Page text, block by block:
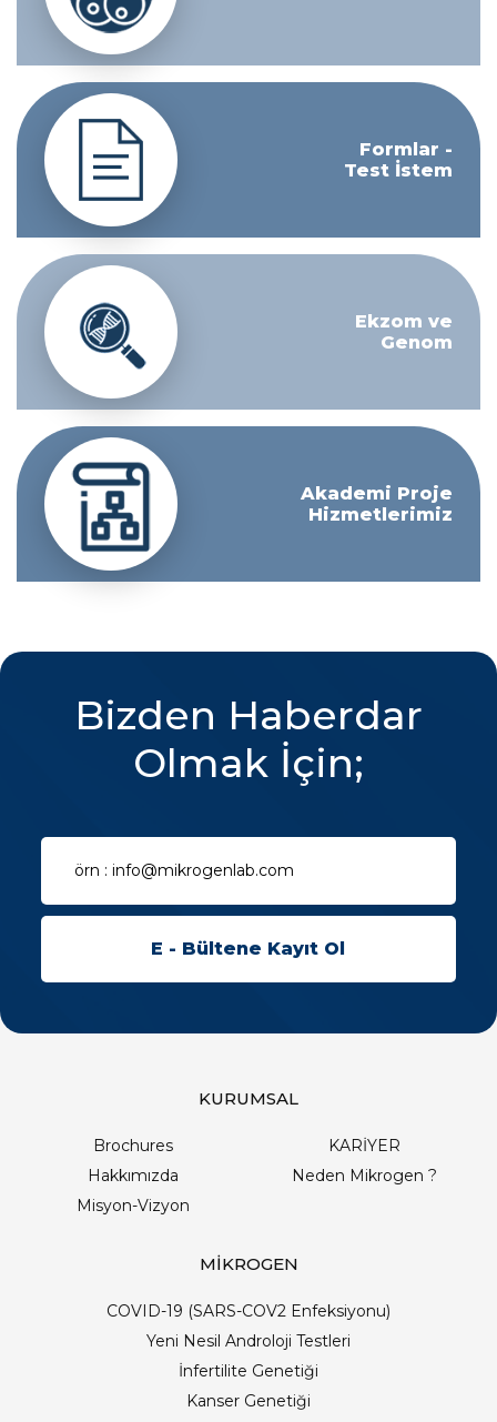
Formlar -
Test İstem
Ekzom ve
Genom
Akademi Proje
Hizmetlerimiz
Bizden Haberdar
Olmak İçin;
KURUMSAL
Brochures
KARİYER
Hakkımızda
Neden Mikrogen ?
Misyon-Vizyon
MİKROGEN
COVID-19 (SARS-COV2 Enfeksiyonu)
Yeni Nesil Androloji Testleri
İnfertilite Genetiği
Kanser Genetiği